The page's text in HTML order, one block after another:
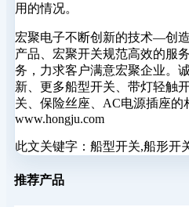
用的情况。
宏聚电子不断创新的技术—创
产品、宏聚开关规范高效的服
务，力求客户满意宏聚企业。
新、更多船型开关、带灯轻触
关、保险丝座、AC电源插座的
www.hongju.com
此文关键字： 船型开关,船形开
推荐产品